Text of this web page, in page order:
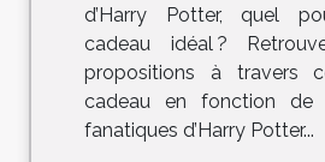
d’Harry Potter, quel
cadeau idéal ?
propositions à travers
cadeau en fonction de
fanatiques d’Harry Potter...